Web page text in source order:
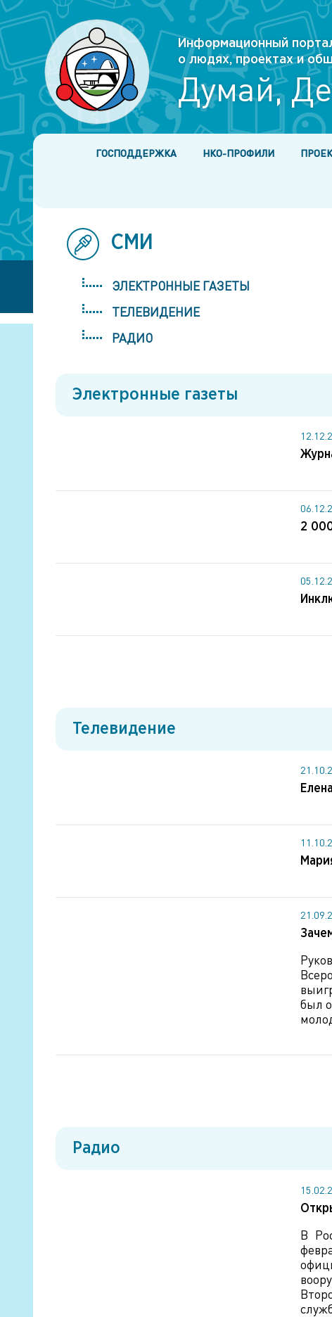
Информационный
о людях, проектах и
Думай,
ГОСПОДДЕРЖКА НКО-ПРОФИЛИ
СМИ
ЭЛЕКТРОННЫЕ ГАЗЕТЫ
ТЕЛЕВИДЕНИЕ
РАДИО
Электронные газеты
2
Телевидение
был
Радио
В